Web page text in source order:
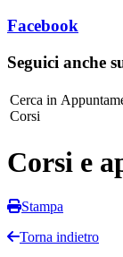
Facebook
Seguici anche
Cerca in
Corsi
Corsi e
Stampa
Torna indietro